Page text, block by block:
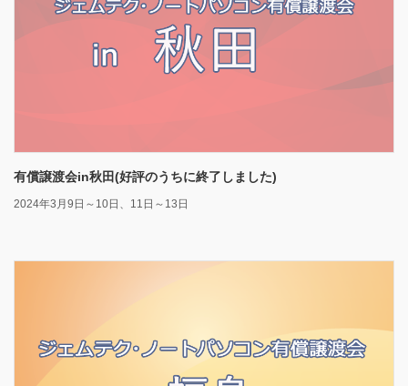
有償譲渡会in秋田(好評のうちに終了しました)
2024年3月9日～10日、11日～13日